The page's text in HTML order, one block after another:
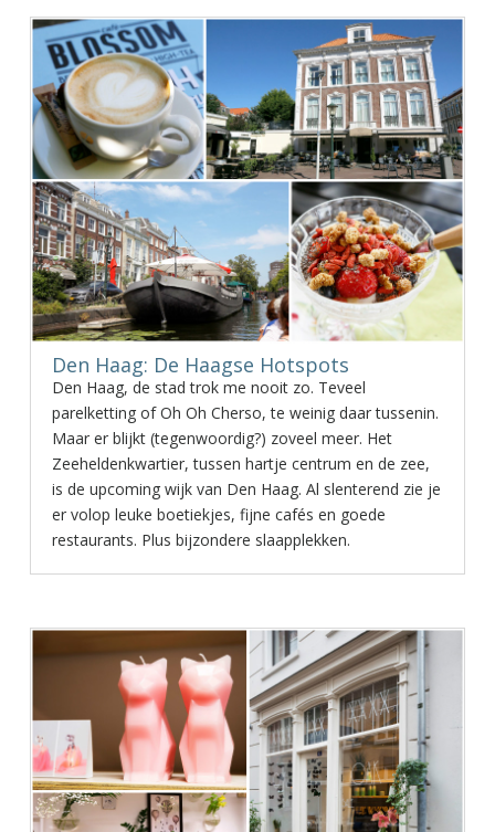
Den Haag: De Haagse Hotspots
Den Haag, de stad trok me nooit zo. Teveel
parelketting of Oh Oh Cherso, te weinig daar tussenin.
Maar er blijkt (tegenwoordig?) zoveel meer. Het
Zeeheldenkwartier, tussen hartje centrum en de zee,
is de upcoming wijk van Den Haag. Al slenterend zie je
er volop leuke boetiekjes, fijne cafés en goede
restaurants. Plus bijzondere slaapplekken.